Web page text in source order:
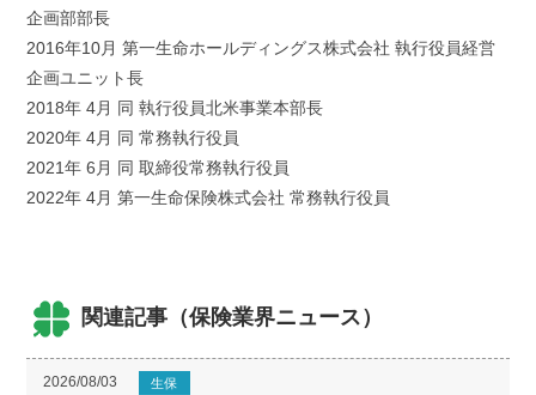
企画部部長
2016年10月 第一生命ホールディングス株式会社 執行役員経営
企画ユニット長
2018年 4月 同 執行役員北米事業本部長
2020年 4月 同 常務執行役員
2021年 6月 同 取締役常務執行役員
2022年 4月 第一生命保険株式会社 常務執行役員
関連記事（保険業界ニュース）
2026/08/03 生保